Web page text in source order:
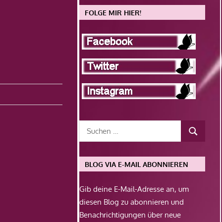
FOLGE MIR HIER!
BLOG VIA E-MAIL ABONNIEREN
Gib deine E-Mail-Adresse an, um
diesen Blog zu abonnieren und
Benachrichtigungen über neue